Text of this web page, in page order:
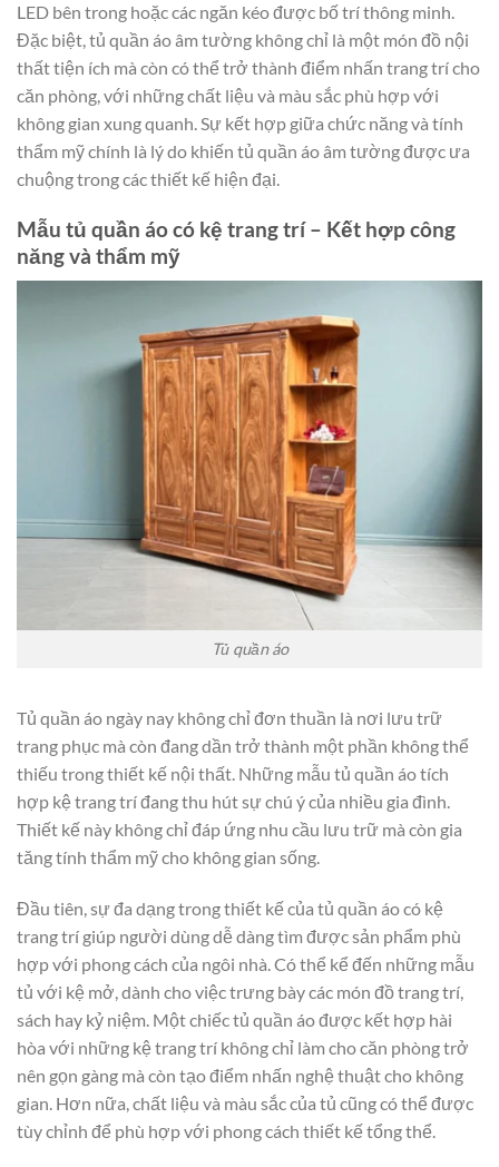
LED bên trong hoặc các ngăn kéo được bố trí thông minh.
Đặc biệt, tủ quần áo âm tường không chỉ là một món đồ nội
thất tiện ích mà còn có thể trở thành điểm nhấn trang trí cho
căn phòng, với những chất liệu và màu sắc phù hợp với
không gian xung quanh. Sự kết hợp giữa chức năng và tính
thẩm mỹ chính là lý do khiến tủ quần áo âm tường được ưa
chuộng trong các thiết kế hiện đại.
Mẫu tủ quần áo có kệ trang trí – Kết hợp công
năng và thẩm mỹ
Tủ quần áo
Tủ quần áo ngày nay không chỉ đơn thuần là nơi lưu trữ
trang phục mà còn đang dần trở thành một phần không thể
thiếu trong thiết kế nội thất. Những mẫu tủ quần áo tích
hợp kệ trang trí đang thu hút sự chú ý của nhiều gia đình.
Thiết kế này không chỉ đáp ứng nhu cầu lưu trữ mà còn gia
tăng tính thẩm mỹ cho không gian sống.
Đầu tiên, sự đa dạng trong thiết kế của tủ quần áo có kệ
trang trí giúp người dùng dễ dàng tìm được sản phẩm phù
hợp với phong cách của ngôi nhà. Có thể kể đến những mẫu
tủ với kệ mở, dành cho việc trưng bày các món đồ trang trí,
sách hay kỷ niệm. Một chiếc tủ quần áo được kết hợp hài
hòa với những kệ trang trí không chỉ làm cho căn phòng trở
nên gọn gàng mà còn tạo điểm nhấn nghệ thuật cho không
gian. Hơn nữa, chất liệu và màu sắc của tủ cũng có thể được
tùy chỉnh để phù hợp với phong cách thiết kế tổng thể.